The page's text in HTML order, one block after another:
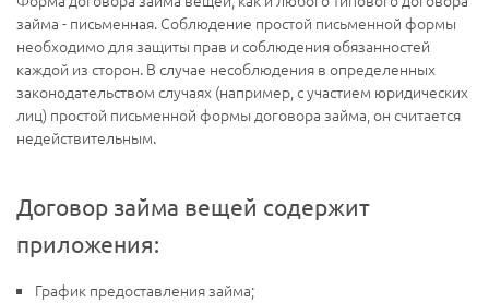
займа - письменная. Соблюдение простой письменной формы
необходимо для защиты прав и соблюдения обязанностей
каждой из сторон. В случае несоблюдения в определенных
законодательством случаях (например, с участием юридических
лиц) простой письменной формы договора займа, он считается
недействительным.
Договор займа вещей содержит
приложения:
График предоставления займа;